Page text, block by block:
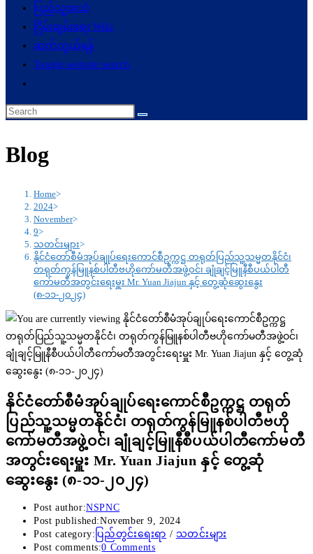
ပြည်သူ့အသံ
ငြိမ်းချမ်းရေး Wiki
ဆက်သွယ်ရန်
Toggle website search
Blog
Home>
2024>
November>
9>
သတင်းများ>
နိုင်ငံတော်စီမံအုပ်ချုပ်ရေးကောင်စီဥက္ကဋ္ဌ တရုတ်ပြည်သူ့သမ္မတနိုင်ငံ၊
တရုတ်ကွန်မြူနစ်ပါတီဗဟိုကော်မတီအဖွဲ့ဝင်၊ ချုံချင့်မြူနီစီပယ်ပါတီ
ကော်မတီအတွင်းရေးမှူး Mr. Yuan Jiajun နှင့် တွေ့ဆုံဆွေးနွေး
(၈-၁၁-၂၀၂၄)
နိုင်ငံတော်စီမံအုပ်ချုပ်ရေးကောင်စီဥက္ကဋ္ဌ တရုတ်
ပြည်သူ့သမ္မတနိုင်ငံ၊ တရုတ်ကွန်မြူနစ်ပါတီဗဟို
ကော်မတီအဖွဲ့ဝင်၊ ချုံချင့်မြူနီစီပယ်ပါတီကော်မတီ
အတွင်းရေးမှူး Mr. Yuan Jiajun နှင့် တွေ့ဆုံ
ဆွေးနွေး (၈-၁၁-၂၀၂၄)
Post author:NSPNC
Post published:November 9, 2024
Post category: ပြည်တွင်းရေးရာ / သတင်းများ
Post comments:0 Comments